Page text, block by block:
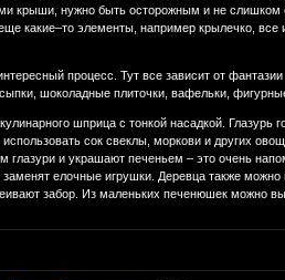
крыши, нужно быть осторожным и не
какие–то элементы, например крылечко, все
процесс. Тут все зависит от
шоколадные плиточки, вафельки,
шприца с тонкой насадкой. Глазурь
сок свеклы, моркови и других
и украшают печеньем – это очень
елочные игрушки. Деревца также
забор. Из маленьких печенюшек можно